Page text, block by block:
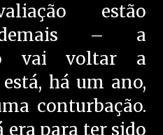
estão
demais – a
vai voltar a
há um ano,
conturbação.
era para ter sido